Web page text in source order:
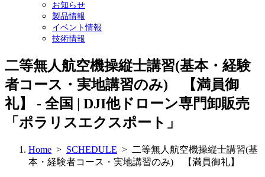
お知らせ
製品情報
イベント情報
技術情報
二等無人航空機操縦士講習(基本・経験
者コース・実地講習のみ) 【満員御
礼】 - 全国 | DJI他ドローン専門卸販売
「ポラリスエクスポート」
Home > SCHEDULE > 二等無人航空機操縦士講習(基
本・経験者コース・実地講習のみ) 【満員御礼】